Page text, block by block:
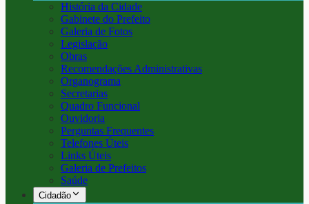
História da Cidade
Gabinete do Prefeito
Galeria de Fotos
Legislação
Obras
Recomendações Administrativas
Organograma
Secretarias
Quadro Funcional
Ouvidoria
Perguntas Frequentes
Telefones Úteis
Links Úteis
Galeria de Prefeitos
Saúde
Cidadão